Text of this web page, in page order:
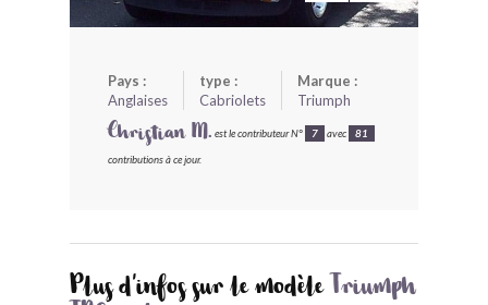
Pays :
Anglaises
type :
Cabriolets
Marque :
Triumph
Christian M. est le contributeur N° 7 avec 81
contributions à ce jour.
Plus d'infos sur le modèle Triumph